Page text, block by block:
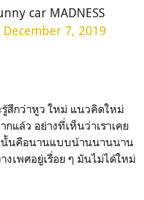
car MADNESS
December 7, 2019
สึกว่าหูว ใหม่ แนวคิดใหม่
แล้ว อย่างที่เห็นว่าเราเคย
นั้นคือนานแบบน้านนานนาน
เพศอยู่เรื่อย ๆ มันไม่ได้ใหม่